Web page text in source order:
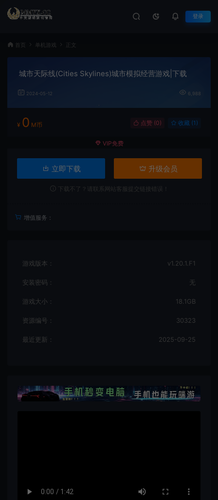
登录
首页 单机游戏 正文
城市天际线(Cities Skylines)城市模拟经营游戏|下载
2024-05-12 6,988
¥ 0 M币 点赞 (0) 收藏 (1)
VIP免费
立即下载 升级会员
下载不了？请联系网站客服提交链接错误！
增值服务：
游戏版本： v1.20.1.F1
安装密码： 无
游戏大小： 18.1GB
资源编号： 30323
最近更新： 2025-09-25